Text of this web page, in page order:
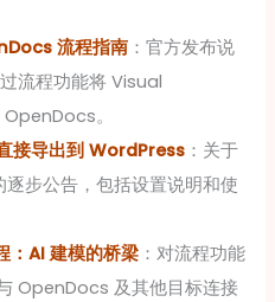
流程指南 ：官方发布说
流程功能将 Visual
。
接导出到 WordPress ：关于
步公告，包括设置说明和使
AI 建模的桥梁 ：对流程功能
OpenDocs 及其他目标连接